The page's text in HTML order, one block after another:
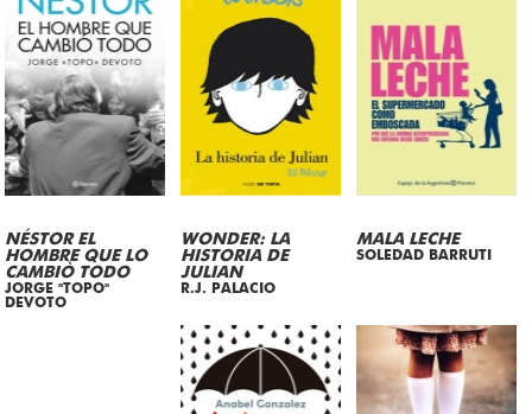
NÉSTOR EL
HOMBRE QUE LO
CAMBIÒ TODO
JORGE "TOPO"
DEVOTO
WONDER: LA
HISTORIA DE
JULIAN
R.J. PALACIO
MALA LECHE
SOLEDAD BARRUTI